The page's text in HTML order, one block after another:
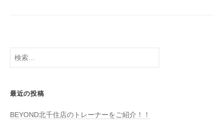
検
最近の投稿
BEYOND北千住店のトレーナーをご紹介！！